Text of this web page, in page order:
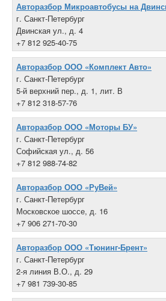
Авторазбор Микроавтобусы на
г. Санкт-Петербург
Двинская ул., д. 4
+7 812 925-40-75
Авторазбор ООО «Комплект Авто»
г. Санкт-Петербург
5-й верхний пер., д. 1, лит. В
+7 812 318-57-76
Авторазбор ООО «Моторы БУ»
г. Санкт-Петербург
Софийская ул., д. 56
+7 812 988-74-82
Авторазбор ООО «РуВей»
г. Санкт-Петербург
Московское шоссе, д. 16
+7 906 271-70-30
Авторазбор ООО «Тюнинг-Брент»
г. Санкт-Петербург
2-я линия В.О., д. 29
+7 981 739-30-85